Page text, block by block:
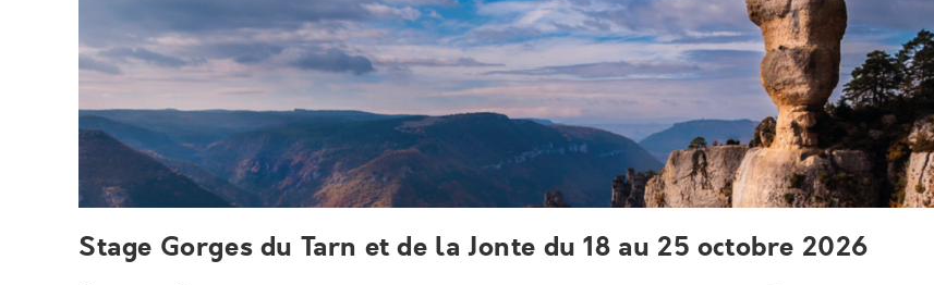
Stage Gorges du Tarn et de la Jonte du 18 au 25 octobre 2026